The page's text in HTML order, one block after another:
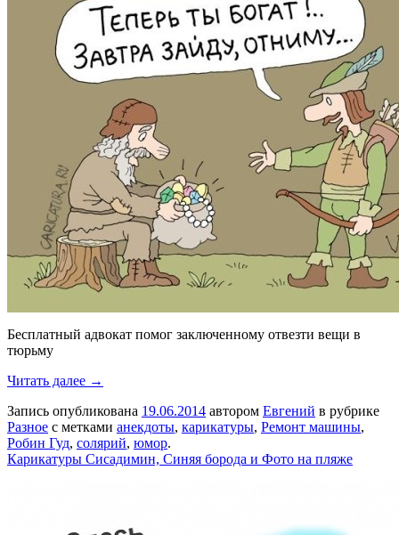
Бесплатный адвокат помог заключенному отвезти вещи в
тюрьму
Читать далее →
Запись опубликована 19.06.2014 автором Евгений в рубрике
Разное с метками анекдоты, карикатуры, Ремонт машины,
Робин Гуд, солярий, юмор.
Карикатуры Сисадимин, Синяя борода и Фото на пляже